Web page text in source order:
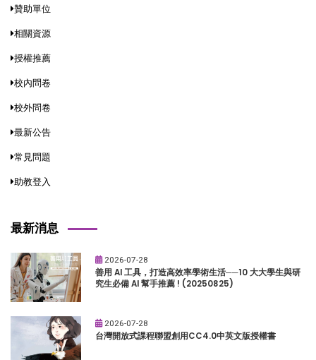
贊助單位
相關資源
授權推薦
校內問卷
校外問卷
最新公告
常見問題
助教登入
最新消息
2026-07-28
善用 AI 工具，打造高效率學術生活──10 大大學生與研
究生必備 AI 幫手推薦 ! (20250825)
2026-07-28
台灣開放式課程聯盟創用CC4.0中英文版授權書